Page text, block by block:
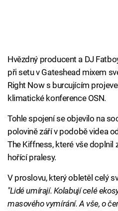
Hvězdný producent a DJ
při setu v Gateshead mixem
Right Now s burcujícím
klimatické konference OSN.
Tohle spojení se objevilo na
polovině září v podobě videa
The Kiffness, které vše doplnil
hořící pralesy.
V proslovu, který obletěl celý
"Lidé umírají. Kolabují celé
masového vymírání. A vše, o